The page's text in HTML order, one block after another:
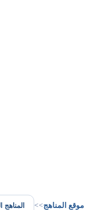
موقع المناهج>>